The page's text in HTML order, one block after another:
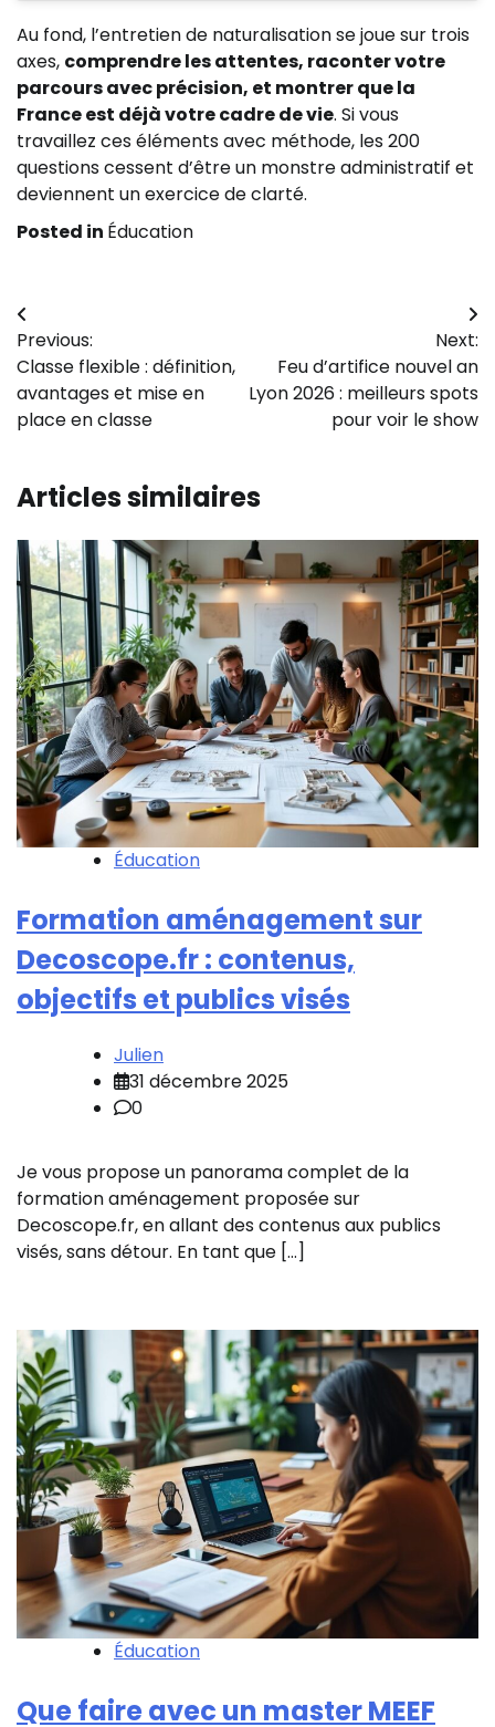
Au fond, l’entretien de naturalisation se joue sur trois
axes, comprendre les attentes, raconter votre
parcours avec précision, et montrer que la
France est déjà votre cadre de vie. Si vous
travaillez ces éléments avec méthode, les 200
questions cessent d’être un monstre administratif et
deviennent un exercice de clarté.
Posted in Éducation
Navigation
de
l’article
Previous:
Classe flexible : définition,
avantages et mise en
place en classe
Next:
Feu d’artifice nouvel an
Lyon 2026 : meilleurs spots
pour voir le show
Articles similaires
Éducation
Formation aménagement sur
Decoscope.fr : contenus,
objectifs et publics visés
Julien
31 décembre 2025
0
Je vous propose un panorama complet de la
formation aménagement proposée sur
Decoscope.fr, en allant des contenus aux publics
visés, sans détour. En tant que […]
Éducation
Que faire avec un master MEEF